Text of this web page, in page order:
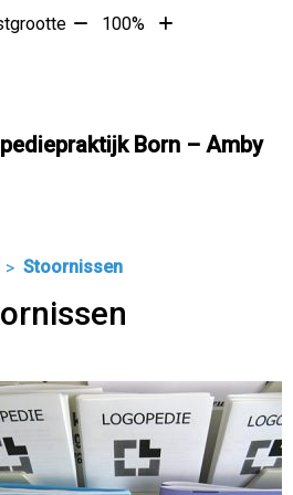
Tekst100%
Tekst
Born – Amby
Stoornissen